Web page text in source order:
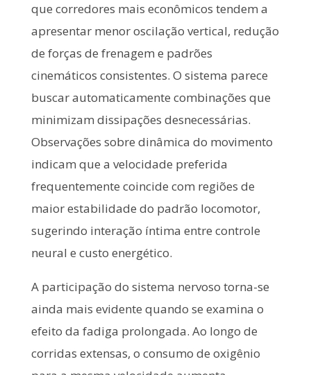
que corredores mais econômicos tendem a
apresentar menor oscilação vertical, redução
de forças de frenagem e padrões
cinemáticos consistentes. O sistema parece
buscar automaticamente combinações que
minimizam dissipações desnecessárias.
Observações sobre dinâmica do movimento
indicam que a velocidade preferida
frequentemente coincide com regiões de
maior estabilidade do padrão locomotor,
sugerindo interação íntima entre controle
neural e custo energético.
A participação do sistema nervoso torna-se
ainda mais evidente quando se examina o
efeito da fadiga prolongada. Ao longo de
corridas extensas, o consumo de oxigênio